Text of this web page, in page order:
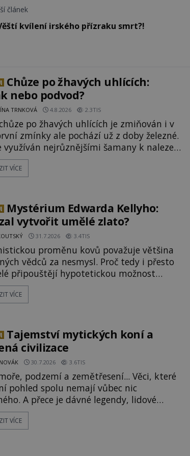
článek
kvílení irského přízraku smrt?!
Chůze po žhavých uhlících:
nebo podvod?
TRNKOVÁ 4.8.2026 2.3TIS
po žhavých uhlících je zmiňován i v
zmínky ale pochází už z doby železné.
využíván nejrůznějšími šamany k nalezení
síly či vnitřního klidu. Jak funguje a
při něm člověk nepopálí nohy, což bylo
VÍCE
Mystérium Edwarda Kellyho:
vytvořit umělé zlato?
31.7.2026 3.4TIS
proměnu kovů považuje většina
vědců za nesmysl. Proč tedy i přesto
připouštějí hypotetickou možnost
Mohl její podstatu odhalit anglický
vědec a dobrodruh Edward Kelly?
legendou již během
VÍCE
Tajemství mytických koní a
civilizace
30.7.2026 3.6TIS
podzemí a zemětřesení... Věci, které
pohled spolu nemají vůbec nic
A přece je dávné legendy, lidové
i podvědomí psychicky nemocných lidí
způsobem vzájemně propojují. Je
VÍCE